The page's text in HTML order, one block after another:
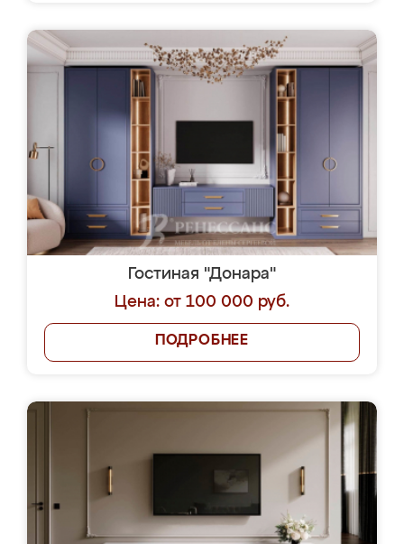
Гостиная "Донара"
Цена: от 100 000 руб.
ПОДРОБНЕЕ